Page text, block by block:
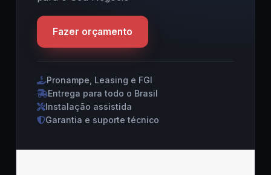
Fazer orçamento
Pronampe, Leasing e FGI
Entrega para todo o Brasil
Instalação assistida
Garantia e suporte técnico